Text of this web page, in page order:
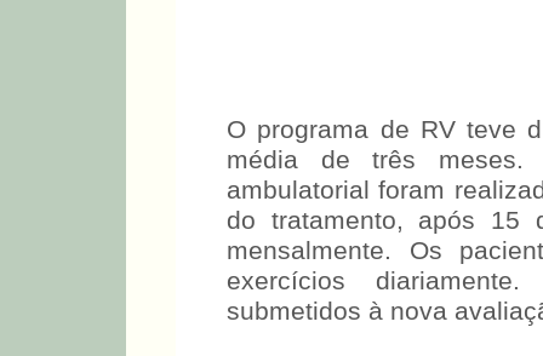
O programa de RV teve
média de três meses.
ambulatorial foram
do tratamento, após 15
mensalmente. Os
exercícios
submetidos à nova